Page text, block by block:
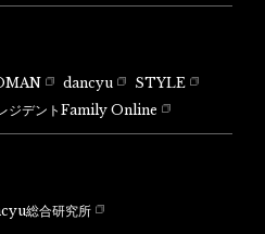
dancyu
STYLE
ジデントFamily Online
総合研究所